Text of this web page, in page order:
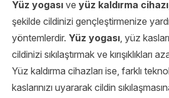
Yüz yogası ve yüz kaldırma cihazı
şekilde cildinizi gençleştirmenize
yöntemlerdir. Yüz yogası, yüz
cildinizi sıkılaştırmak ve kırışıklıkları
Yüz kaldırma cihazları ise, farklı
kaslarınızı uyararak cildin